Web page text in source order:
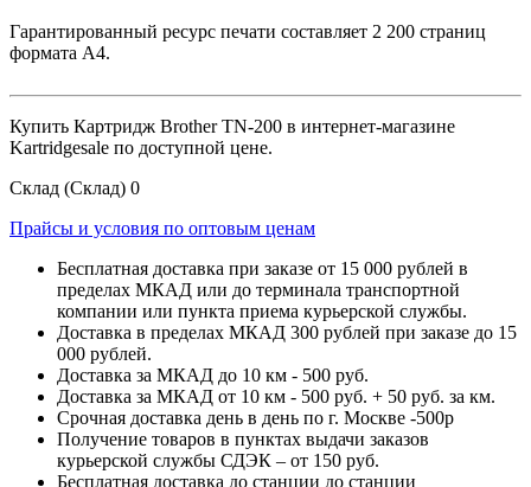
Гарантированный ресурс печати составляет 2 200 страниц
формата А4.
Купить Картридж Brother TN-200 в интернет-магазине
Kartridgesale по доступной цене.
Склад (Склад) 0
Прайсы и условия по оптовым ценам
Бесплатная доставка при заказе от 15 000 рублей в
пределах МКАД или до терминала транспортной
компании или пункта приема курьерской службы.
Доставка в пределах МКАД 300 рублей при заказе до 15
000 рублей.
Доставка за МКАД до 10 км - 500 руб.
Доставка за МКАД от 10 км - 500 руб. + 50 руб. за км.
Срочная доставка день в день по г. Москве -500р
Получение товаров в пунктах выдачи заказов
курьерской службы СДЭК – от 150 руб.
Бесплатная доставка до станции до станции